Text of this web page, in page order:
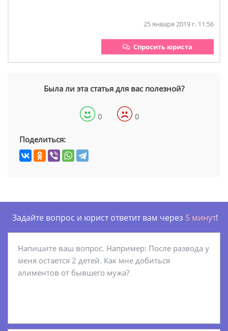
25 января 2019 г. 11:56
Спросить юриста
Была ли эта статья для вас полезной?
0 0
Поделиться:
Задайте вопрос и юрист ответит вам через 5 минут!